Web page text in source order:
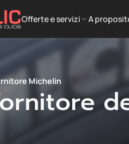
Offerte e servizi A
Michelin